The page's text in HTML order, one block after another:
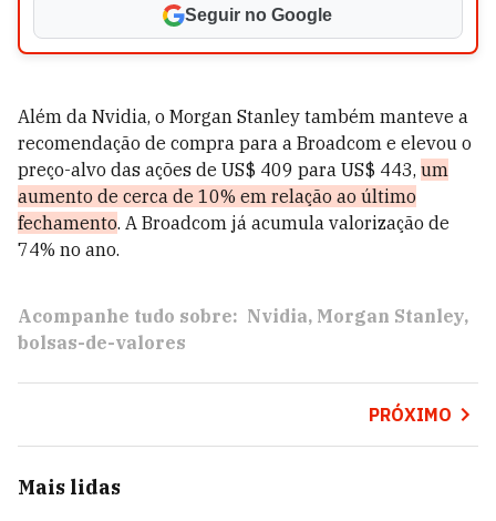
Seguir no Google
Além da Nvidia, o Morgan Stanley também manteve a
recomendação de compra para a Broadcom e elevou o
preço-alvo das ações de US$ 409 para US$ 443, um
aumento de cerca de 10% em relação ao último
fechamento. A Broadcom já acumula valorização de
74% no ano.
Acompanhe tudo sobre: Nvidia Morgan Stanley
bolsas-de-valores
PRÓXIMO
Mais lidas